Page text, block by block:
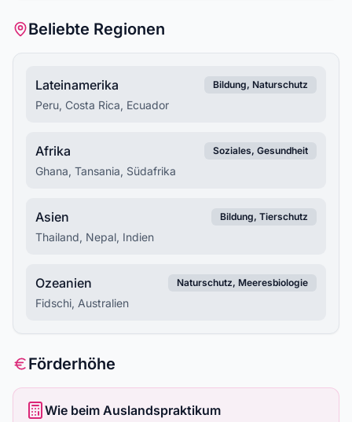
Beliebte Regionen
Lateinamerika Bildung, Naturschutz
Peru, Costa Rica, Ecuador
Afrika Soziales, Gesundheit
Ghana, Tansania, Südafrika
Asien Bildung, Tierschutz
Thailand, Nepal, Indien
Ozeanien Naturschutz, Meeresbiologie
Fidschi, Australien
Förderhöhe
Wie beim Auslandspraktikum